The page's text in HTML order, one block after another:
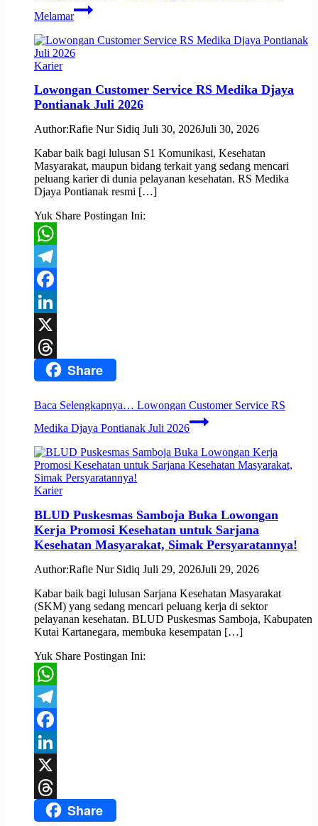
Melamar
Karier
Lowongan Customer Service RS Medika Djaya
Pontianak Juli 2026
Author:Rafie Nur Sidiq Juli 30, 2026Juli 30, 2026
Kabar baik bagi lulusan S1 Komunikasi, Kesehatan
Masyarakat, maupun bidang terkait yang sedang mencari
peluang karier di dunia pelayanan kesehatan. RS Medika
Djaya Pontianak resmi […]
Yuk Share Postingan Ini:
WhatsApp
Telegram
Facebook
LinkedIn
X
ThreadsShare
Baca Selengkapnya… Lowongan Customer Service RS
Medika Djaya Pontianak Juli 2026
Karier
BLUD Puskesmas Samboja Buka Lowongan
Kerja Promosi Kesehatan untuk Sarjana
Kesehatan Masyarakat, Simak Persyaratannya!
Author:Rafie Nur Sidiq Juli 29, 2026Juli 29, 2026
Kabar baik bagi lulusan Sarjana Kesehatan Masyarakat
(SKM) yang sedang mencari peluang kerja di sektor
pelayanan kesehatan. BLUD Puskesmas Samboja, Kabupaten
Kutai Kartanegara, membuka kesempatan […]
Yuk Share Postingan Ini:
WhatsApp
Telegram
Facebook
LinkedIn
X
ThreadsShare